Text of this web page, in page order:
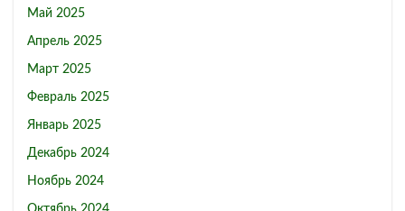
Май 2025
Апрель 2025
Март 2025
Февраль 2025
Январь 2025
Декабрь 2024
Ноябрь 2024